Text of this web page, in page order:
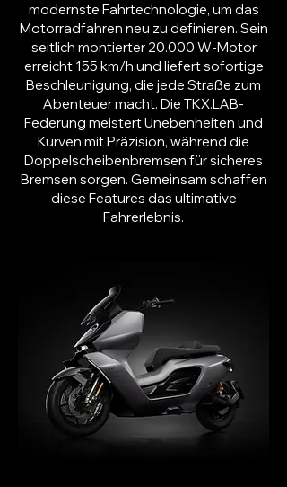
modernste Fahrtechnologie, um das
Motorradfahren neu zu definieren. Sein
seitlich montierter 20.000 W-Motor
erreicht 155 km/h und liefert sofortige
Beschleunigung, die jede Straße zum
Abenteuer macht. Die TKX.LAB-
Federung meistert Unebenheiten und
Kurven mit Präzision, während die
Doppelscheibenbremsen für sicheres
Bremsen sorgen. Gemeinsam schaffen
diese Features das ultimative
Fahrerlebnis.